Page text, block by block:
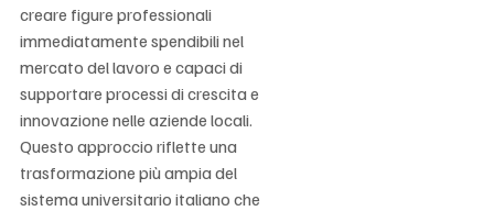
creare figure professionali
immediatamente spendibili nel
mercato del lavoro e capaci di
supportare processi di crescita e
innovazione nelle aziende locali.
Questo approccio riflette una
trasformazione più ampia del
sistema universitario italiano che